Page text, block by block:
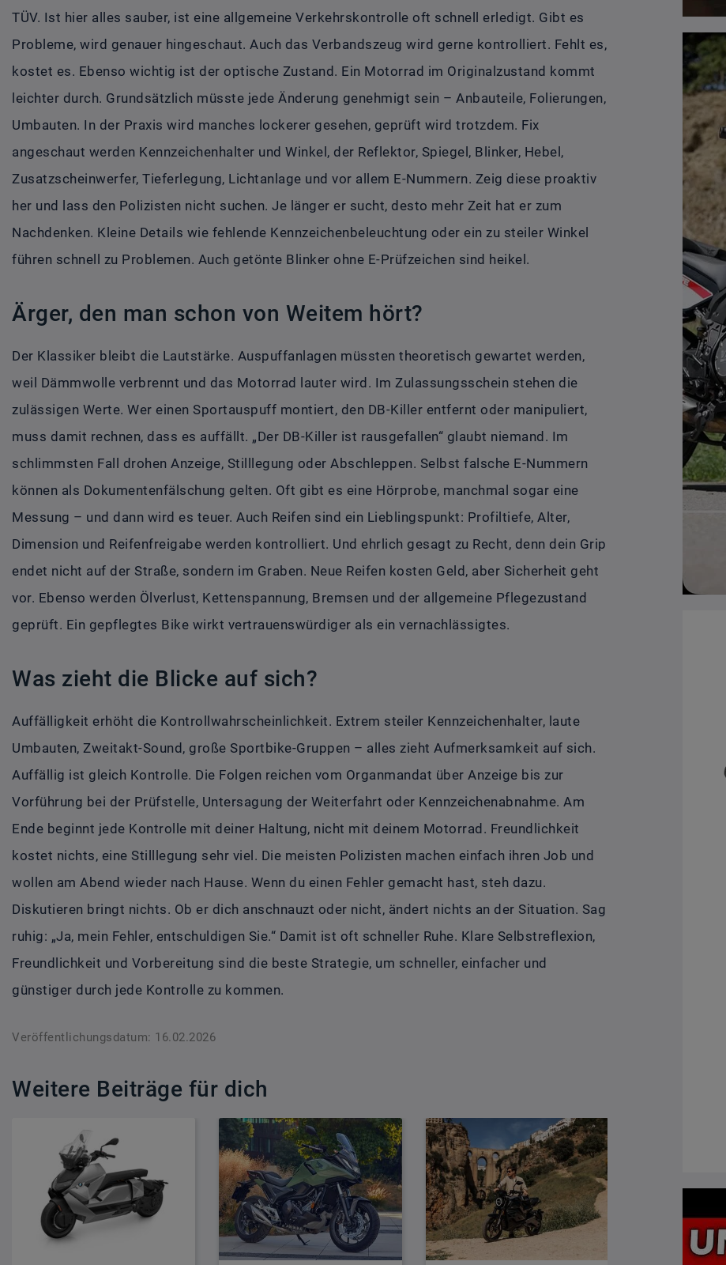
TÜV. Ist hier alles sauber, ist eine allgemeine Verkehrskontrolle oft schnell erledigt. Gibt es
Probleme, wird genauer hingeschaut. Auch das Verbandszeug wird gerne kontrolliert. Fehlt es,
kostet es. Ebenso wichtig ist der optische Zustand. Ein Motorrad im Originalzustand kommt
leichter durch. Grundsätzlich müsste jede Änderung genehmigt sein – Anbauteile, Folierungen,
Umbauten. In der Praxis wird manches lockerer gesehen, geprüft wird trotzdem. Fix
angeschaut werden Kennzeichenhalter und Winkel, der Reflektor, Spiegel, Blinker, Hebel,
Zusatzscheinwerfer, Tieferlegung, Lichtanlage und vor allem E-Nummern. Zeig diese proaktiv
her und lass den Polizisten nicht suchen. Je länger er sucht, desto mehr Zeit hat er zum
Nachdenken. Kleine Details wie fehlende Kennzeichenbeleuchtung oder ein zu steiler Winkel
führen schnell zu Problemen. Auch getönte Blinker ohne E-Prüfzeichen sind heikel.
Ärger, den man schon von Weitem hört?
Der Klassiker bleibt die Lautstärke. Auspuffanlagen müssten theoretisch gewartet werden,
weil Dämmwolle verbrennt und das Motorrad lauter wird. Im Zulassungsschein stehen die
zulässigen Werte. Wer einen Sportauspuff montiert, den DB-Killer entfernt oder manipuliert,
muss damit rechnen, dass es auffällt. „Der DB-Killer ist rausgefallen“ glaubt niemand. Im
schlimmsten Fall drohen Anzeige, Stilllegung oder Abschleppen. Selbst falsche E-Nummern
können als Dokumentenfälschung gelten. Oft gibt es eine Hörprobe, manchmal sogar eine
Messung – und dann wird es teuer. Auch Reifen sind ein Lieblingspunkt: Profiltiefe, Alter,
Dimension und Reifenfreigabe werden kontrolliert. Und ehrlich gesagt zu Recht, denn dein Grip
endet nicht auf der Straße, sondern im Graben. Neue Reifen kosten Geld, aber Sicherheit geht
vor. Ebenso werden Ölverlust, Kettenspannung, Bremsen und der allgemeine Pflegezustand
geprüft. Ein gepflegtes Bike wirkt vertrauenswürdiger als ein vernachlässigtes.
Was zieht die Blicke auf sich?
Auffälligkeit erhöht die Kontrollwahrscheinlichkeit. Extrem steiler Kennzeichenhalter, laute
Umbauten, Zweitakt-Sound, große Sportbike-Gruppen – alles zieht Aufmerksamkeit auf sich.
Auffällig ist gleich Kontrolle. Die Folgen reichen vom Organmandat über Anzeige bis zur
Vorführung bei der Prüfstelle, Untersagung der Weiterfahrt oder Kennzeichenabnahme. Am
Ende beginnt jede Kontrolle mit deiner Haltung, nicht mit deinem Motorrad. Freundlichkeit
kostet nichts, eine Stilllegung sehr viel. Die meisten Polizisten machen einfach ihren Job und
wollen am Abend wieder nach Hause. Wenn du einen Fehler gemacht hast, steh dazu.
Diskutieren bringt nichts. Ob er dich anschnauzt oder nicht, ändert nichts an der Situation. Sag
ruhig: „Ja, mein Fehler, entschuldigen Sie.“ Damit ist oft schneller Ruhe. Klare Selbstreflexion,
Freundlichkeit und Vorbereitung sind die beste Strategie, um schneller, einfacher und
günstiger durch jede Kontrolle zu kommen.
Veröffentlichungsdatum: 16.02.2026
Weitere Beiträge für dich